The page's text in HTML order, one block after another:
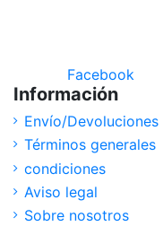
Facebook
Información
Envío/Devoluciones
Términos generales
condiciones
Aviso legal
Sobre nosotros